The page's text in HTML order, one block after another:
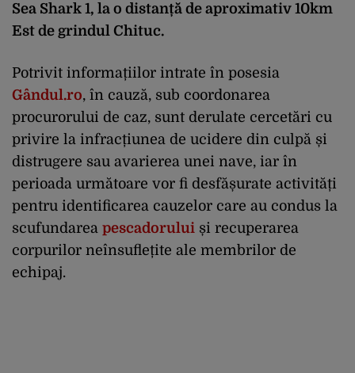
Sea Shark 1, la o distanță de aproximativ 10km
Est de grindul Chituc.
Potrivit informațiilor intrate în posesia
Gândul.ro, în cauză, sub coordonarea
procurorului de caz, sunt derulate cercetări cu
privire la infracțiunea de ucidere din culpă și
distrugere sau avarierea unei nave, iar în
perioada următoare vor fi desfășurate activități
pentru identificarea cauzelor care au condus la
scufundarea pescadorului și recuperarea
corpurilor neînsuflețite ale membrilor de
echipaj.